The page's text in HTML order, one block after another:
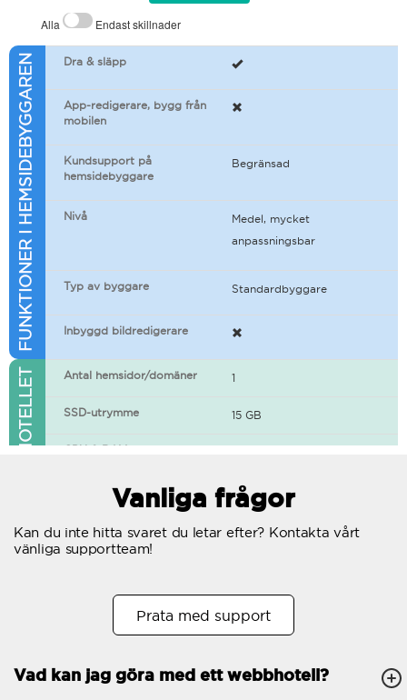
Alla Endast skillnader
FUNKTIONER I HEMSIDEBYGGAREN Dra & släpp
App-redigerare, bygg från
mobilen
Kundsupport på
hemsidebyggare
Begränsad
Nivå
Medel, mycket
anpassningsbar
Typ av byggare Standardbyggare
Inbyggd bildredigerare
FUNKTIONER I WEBBHOTELLET Antal hemsidor/domäner 1
SSD-utrymme 15 GB
CPU & RAM
Gratis SSL-certifikat
Antal samtidiga
Antal subdomäner Obegränsat
Vanliga frågor
Kan du inte hitta svaret du letar efter? Kontakta vårt
vänliga supportteam!
Prata med support
Vad kan jag göra med ett webbhotell?